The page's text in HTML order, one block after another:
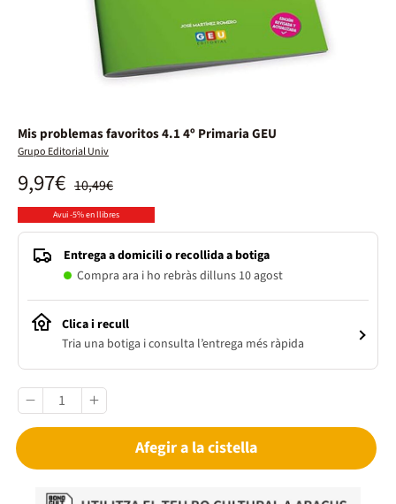
Mis problemas favoritos 4.1 4º Primaria GEU
Grupo Editorial Univ
10,49€
9,97€
Avui -5% en llibres
Entrega a domicili o recollida a botiga
Compra ara i ho rebràs dilluns 10 agost
Clica i recull
Tria una botiga i consulta l’entrega més ràpida
Afegir a la cistella